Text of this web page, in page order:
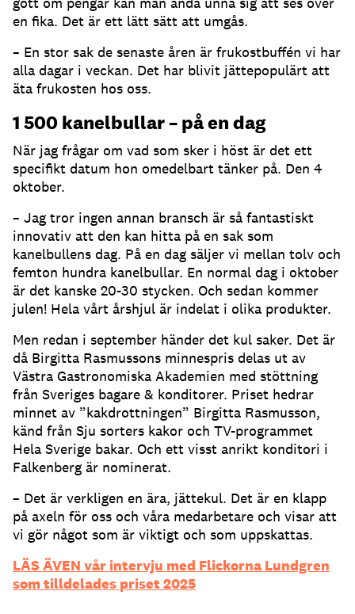
en fika. Det är ett lätt sätt att umgås.
– En stor sak de senaste åren är frukostbuffén vi har
alla dagar i veckan. Det har blivit jättepopulärt att
äta frukosten hos oss.
1 500 kanelbullar – på en dag
När jag frågar om vad som sker i höst är det ett
specifikt datum hon omedelbart tänker på. Den 4
oktober.
– Jag tror ingen annan bransch är så fantastiskt
innovativ att den kan hitta på en sak som
kanelbullens dag. På en dag säljer vi mellan tolv och
femton hundra kanelbullar. En normal dag i oktober
är det kanske 20-30 stycken. Och sedan kommer
julen! Hela vårt årshjul är indelat i olika produkter.
Men redan i september händer det kul saker. Det är
då Birgitta Rasmussons minnespris delas ut av
Västra Gastronomiska Akademien med stöttning
från Sveriges bagare & konditorer. Priset hedrar
minnet av ”kakdrottningen” Birgitta Rasmusson,
känd från Sju sorters kakor och TV-programmet
Hela Sverige bakar. Och ett visst anrikt konditori i
Falkenberg är nominerat.
– Det är verkligen en ära, jättekul. Det är en klapp
på axeln för oss och våra medarbetare och visar att
vi gör något som är viktigt och som uppskattas.
LÄS ÄVEN vår intervju med Flickorna Lundgren
som tilldelades priset 2025